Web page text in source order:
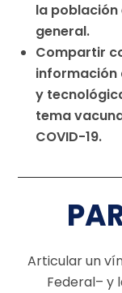
la población
general.
Compartir
y
tema
COVID-19.
Articular un
Federal– y